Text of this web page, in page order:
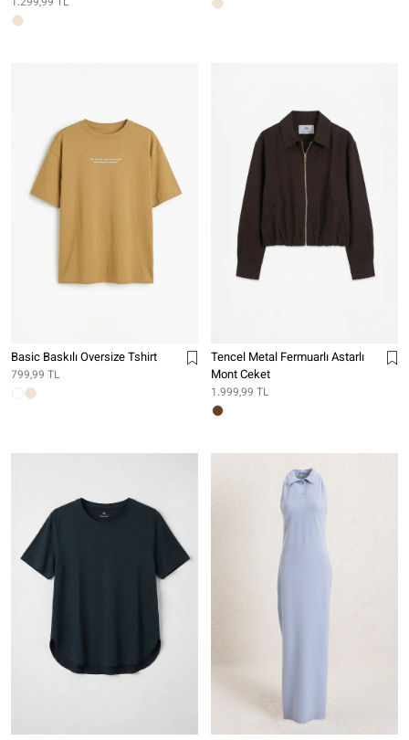
Basic Baskılı Oversize Tshirt
799,99 TL
Tencel Metal Fermuarlı Astarlı
Mont Ceket
1.999,99 TL